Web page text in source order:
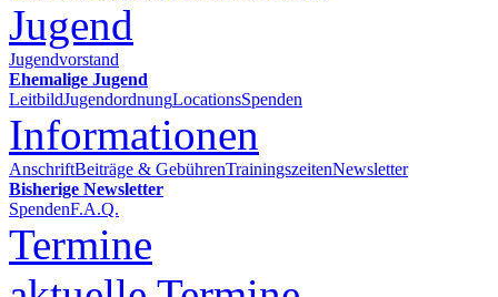
Jugend
Jugendvorstand
Ehemalige Jugend
LeitbildJugendordnungLocationsSpenden
Informationen
AnschriftBeiträge & GebührenTrainingszeitenNewsletter
Bisherige Newsletter
SpendenF.A.Q.
Termine